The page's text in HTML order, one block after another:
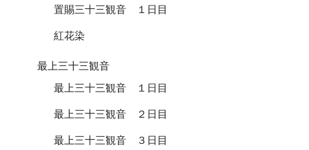
置賜三十三観音 １日目
紅花染
最上三十三観音
最上三十三観音 １日目
最上三十三観音 ２日目
最上三十三観音 ３日目